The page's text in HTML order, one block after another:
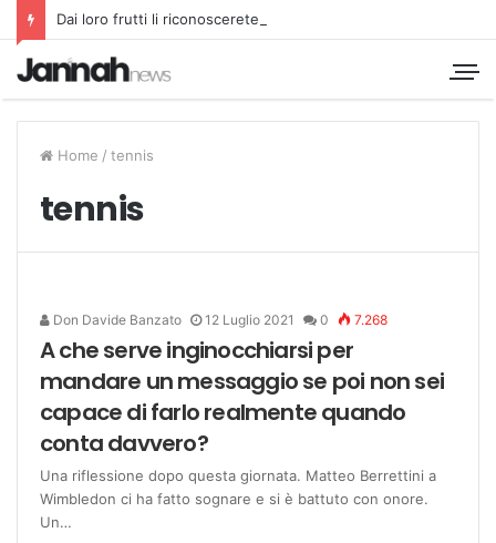
Dai loro frutti li riconoscerete
Home / tennis
tennis
Don Davide Banzato 12 Luglio 2021 0 7.268
A che serve inginocchiarsi per
mandare un messaggio se poi non sei
capace di farlo realmente quando
conta davvero?
Una riflessione dopo questa giornata. Matteo Berrettini a
Wimbledon ci ha fatto sognare e si è battuto con onore.
Un…